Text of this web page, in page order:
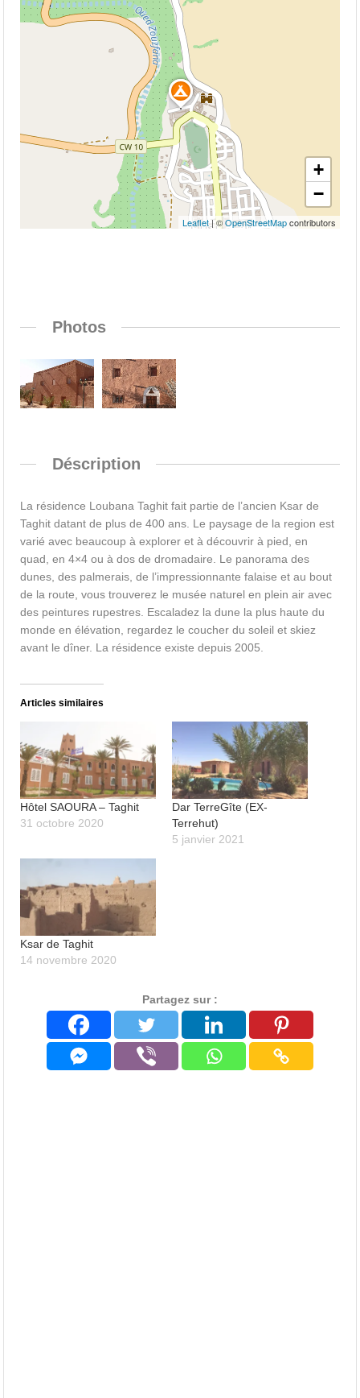
+
−
Leaflet| ©OpenStreetMapcontributors
Photos
Déscription
La résidence Loubana Taghit fait partie de l’ancien Ksar de
Taghit datant de plus de 400 ans. Le paysage de la region est
varié avec beaucoup à explorer et à découvrir à pied, en
quad, en 4×4 ou à dos de dromadaire. Le panorama des
dunes, des palmerais, de l’impressionnante falaise et au bout
de la route, vous trouverez le musée naturel en plein air avec
des peintures rupestres. Escaladez la dune la plus haute du
monde en élévation, regardez le coucher du soleil et skiez
avant le dîner. La résidence existe depuis 2005.
Articles similaires
Hôtel SAOURA – Taghit
31 octobre 2020
Dar TerreGîte (EX-
Terrehut)
5 janvier 2021
Ksar de Taghit
14 novembre 2020
Partagez sur :